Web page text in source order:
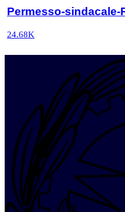
Permesso-sindacale-
24.68K